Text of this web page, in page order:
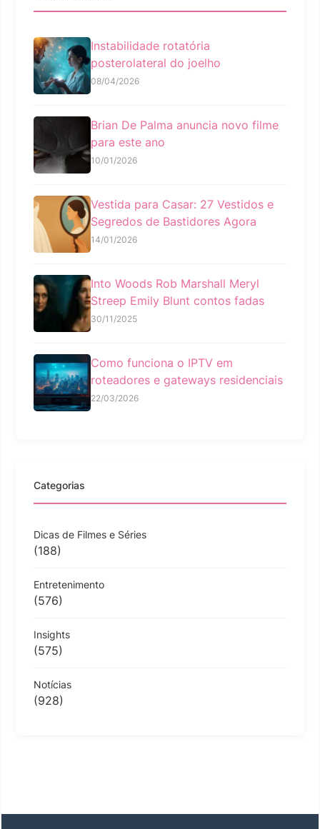
Instabilidade rotatória
posterolateral do joelho
08/04/2026
Brian De Palma anuncia novo filme
para este ano
10/01/2026
Vestida para Casar: 27 Vestidos e
Segredos de Bastidores Agora
14/01/2026
Into Woods Rob Marshall Meryl
Streep Emily Blunt contos fadas
30/11/2025
Como funciona o IPTV em
roteadores e gateways residenciais
22/03/2026
Categorias
Dicas de Filmes e Séries
(188)
Entretenimento
(576)
Insights
(575)
Notícias
(928)